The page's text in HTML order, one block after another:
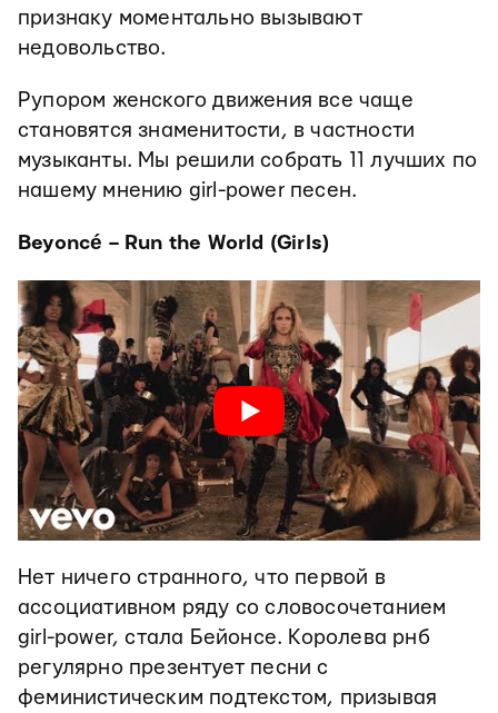
признаку моментально вызывают
недовольство.
Рупором женского движения все чаще
становятся знаменитости, в частности
музыканты. Мы решили собрать 11 лучших по
нашему мнению girl-power песен.
Beyoncé – Run the World (Girls)
Нет ничего странного, что первой в
ассоциативном ряду со словосочетанием
girl-power, стала Бейонсе. Королева рнб
регулярно презентует песни с
феминистическим подтекстом, призывая